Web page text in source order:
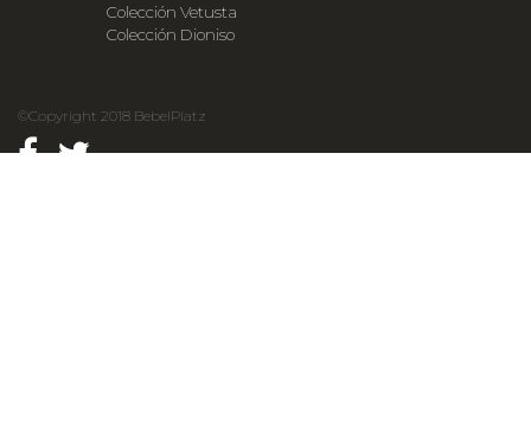
Colección Vetusta
Colección Dioniso
©Copyright 2018 BebelPlatz